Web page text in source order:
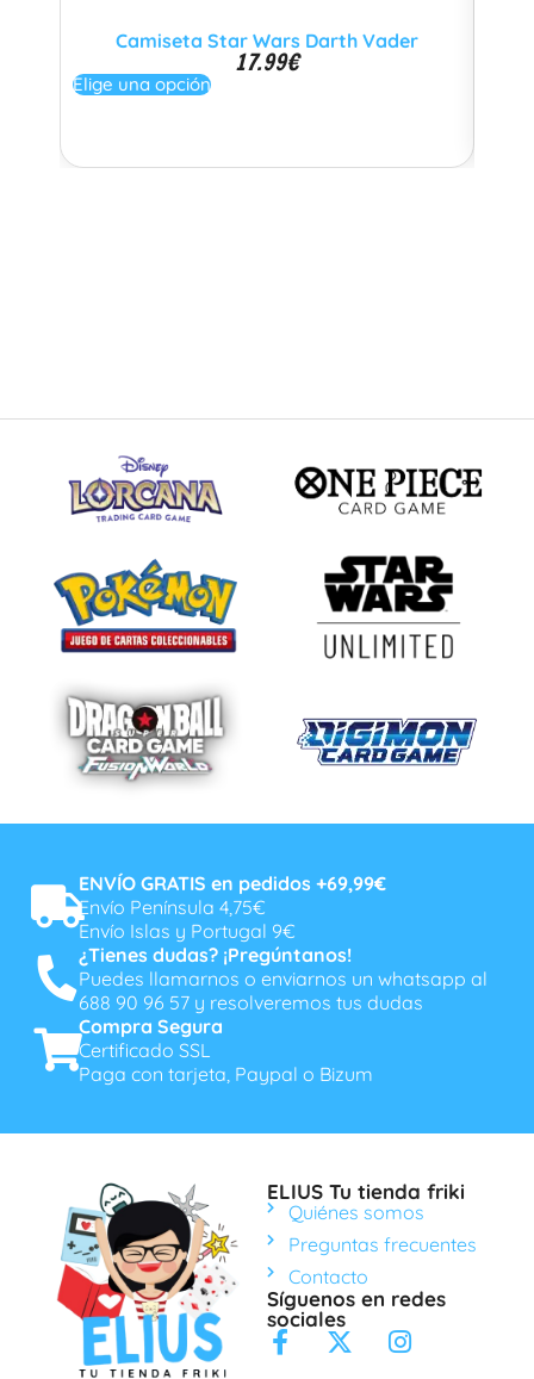
Camiseta Star Wars Darth Vader
17.99€
Elige una opción
ENVÍO GRATIS en pedidos +69,99€
Envío Península 4,75€
Envío Islas y Portugal 9€
¿Tienes dudas? ¡Pregúntanos!
Puedes llamarnos o enviarnos un whatsapp al
688 90 96 57 y resolveremos tus dudas
Compra Segura
Certificado SSL
Paga con tarjeta, Paypal o Bizum
ELIUS Tu tienda friki
Quiénes somos
Preguntas frecuentes
Contacto
Síguenos en redes
sociales